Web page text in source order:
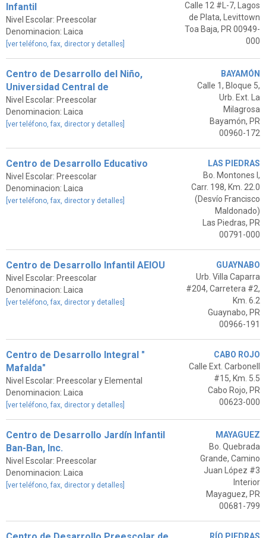
Infantil
Nivel Escolar: Preescolar
Denominacion: Laica
[ver teléfono, fax, director y detalles]
Calle 12 #L-7, Lagos
de Plata, Levittown
Toa Baja, PR 00949-
000
Centro de Desarrollo del Niño,
Universidad Central de
Nivel Escolar: Preescolar
Denominacion: Laica
[ver teléfono, fax, director y detalles]
BAYAMÓN
Calle 1, Bloque 5,
Urb. Ext. La
Milagrosa
Bayamón, PR
00960-172
Centro de Desarrollo Educativo
Nivel Escolar: Preescolar
Denominacion: Laica
[ver teléfono, fax, director y detalles]
LAS PIEDRAS
Bo. Montones I,
Carr. 198, Km. 22.0
(Desvío Francisco
Maldonado)
Las Piedras, PR
00791-000
Centro de Desarrollo Infantil AEIOU
Nivel Escolar: Preescolar
Denominacion: Laica
[ver teléfono, fax, director y detalles]
GUAYNABO
Urb. Villa Caparra
#204, Carretera #2,
Km. 6.2
Guaynabo, PR
00966-191
Centro de Desarrollo Integral "
Mafalda"
Nivel Escolar: Preescolar y Elemental
Denominacion: Laica
[ver teléfono, fax, director y detalles]
CABO ROJO
Calle Ext. Carbonell
#15, Km. 5.5
Cabo Rojo, PR
00623-000
Centro de Desarrollo Jardín Infantil
Ban-Ban, Inc.
Nivel Escolar: Preescolar
Denominacion: Laica
[ver teléfono, fax, director y detalles]
MAYAGUEZ
Bo. Quebrada
Grande, Camino
Juan López #3
Interior
Mayaguez, PR
00681-799